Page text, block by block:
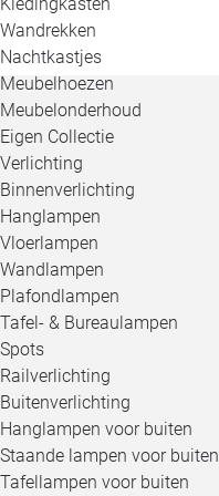
Wandrekken
Nachtkastjes
Meubelhoezen
Meubelonderhoud
Eigen Collectie
Verlichting
Binnenverlichting
Hanglampen
Vloerlampen
Wandlampen
Plafondlampen
Tafel- & Bureaulampen
Spots
Railverlichting
Buitenverlichting
Hanglampen voor buiten
Staande lampen voor buiten
Tafellampen voor buiten